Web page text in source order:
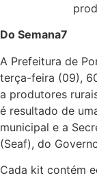
Do Semana7
A Prefeitura de
terça-feira (09),
a produtores
é resultado de
municipal e a
(Seaf), do
Cada kit contém